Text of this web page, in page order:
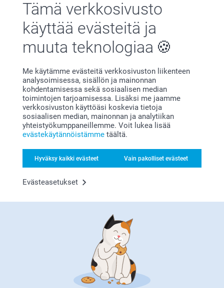
Tämä verkkosivusto
käyttää evästeitä ja
muuta teknologiaa
Me käytämme evästeitä verkkosivuston liikenteen
analysoimisessa, sisällön ja mainonnan
kohdentamisessa sekä sosiaalisen median
toimintojen tarjoamisessa. Lisäksi me jaamme
verkkosivuston käyttöäsi koskevia tietoja
sosiaalisen median, mainonnan ja analytiikan
yhteistyökumppaneillemme. Voit lukea lisää
evästekäytännöistämme täältä.
Hyväksy kaikki evästeet Vain pakolliset evästeet
Evästeasetukset
Tyytyväisyystakuu
Bonusta kaikista tilauksista
Etsitkö inspiraatiota?